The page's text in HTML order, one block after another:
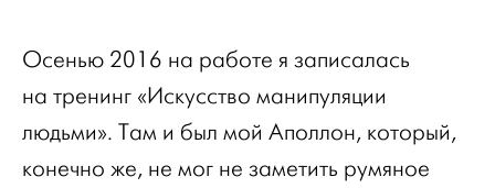
Осенью 2016 на работе я записалась
на тренинг «Искусство манипуляции
людьми». Там и был мой Аполлон, который,
конечно же, не мог не заметить румяное